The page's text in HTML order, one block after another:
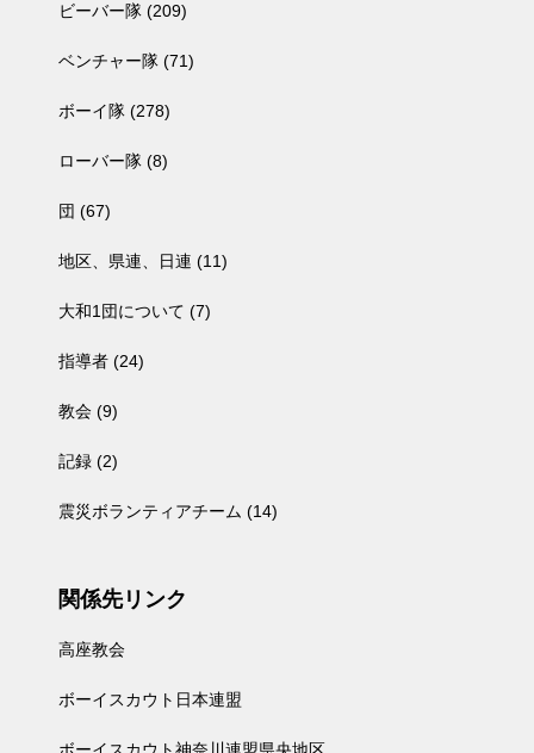
ビーバー隊 (209)
ベンチャー隊 (71)
ボーイ隊 (278)
ローバー隊 (8)
団 (67)
地区、県連、日連 (11)
大和1団について (7)
指導者 (24)
教会 (9)
記録 (2)
震災ボランティアチーム (14)
関係先リンク
高座教会
ボーイスカウト日本連盟